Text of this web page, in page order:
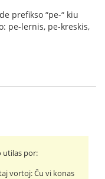
prefikso “pe-“ kiu
pe-lernis, pe-kreskis,
utilas por:
vortoj: Ĉu vi konas